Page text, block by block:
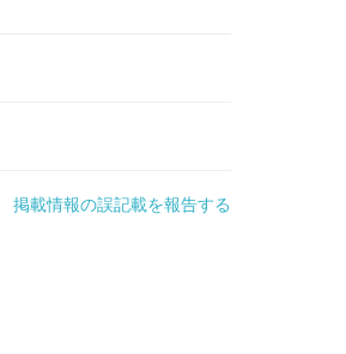
掲載情報の誤記載を報告する